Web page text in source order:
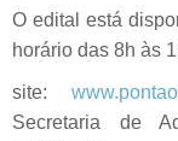
O edital está
horário das 8h às
site:
Secretaria de